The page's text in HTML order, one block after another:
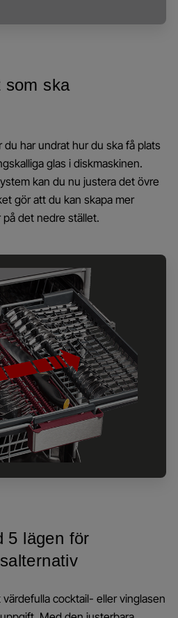
som ska
du har undrat hur du ska få plats
glas i diskmaskinen.
kan du nu justera det övre
gör att du kan skapa mer
det nedre stället.
5 lägen för
cocktail- eller vinglasen